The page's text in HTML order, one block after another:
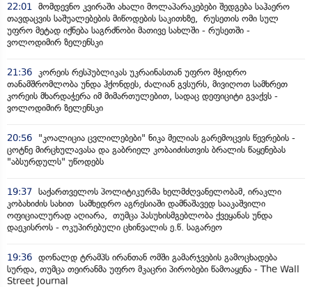
22:01
მომდევნო კვირაში ახალი მოლაპარაკებები შედგება საჰაერო
თავდაცვის საშუალებების მიწოდების საკითხზე, რუსეთის ომი სულ
უფრო მეტად იქნება საგრძნობი მათივე სახლში - რუსეთში -
ვოლოდიმირ ზელენსკი
21:36
კორეის რესპუბლიკას უკრაინასთან უფრო მჭიდრო
თანამშრომლობა უნდა ჰქონდეს, ძალიან გვსურს, მივიღოთ სამხრეთ
კორეის მხარდაჭერა იმ მიმართულებით, სადაც დეფიციტი გვაქვს -
ვოლოდიმირ ზელენსკი
20:56
"კოალიცია ცვლილებები" ნიკა მელიას გარემოცვის წევრების -
ცოტნე მირცხულავასა და გაბრიელ კობაიძისთვის ბრალის წაყენებას
"აბსურდულს" უწოდებს
19:37 საქართველოს პოლიტიკურმა ხელმძღვანელობამ, ირაკლი
კობახიძის სახით სამხედრო აგრესიაში დამნაშავედ სააკაშვილი
ოფიციალურად აღიარა, თუმცა პასუხისმგებლობა ქვეყანას უნდა
დაეკისროს - ოკუპირებული ცხინვალის ე.წ. საგარეო
19:36 დონალდ ტრამპს ირანთან ომში გამარჯვების გამოცხადება
სურდა, თუმცა თეირანმა უფრო მკაცრი პირობები წამოაყენა - The Wall
Street Journal